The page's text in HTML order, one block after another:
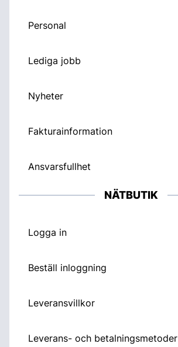
Personal
Lediga jobb
Nyheter
Fakturainformation
Ansvarsfullhet
NÄTBUTIK
Logga in
Beställ inloggning
Leveransvillkor
Leverans- och betalningsmetoder